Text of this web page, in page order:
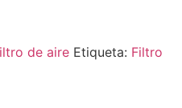
de aire Etiqueta: Filtro